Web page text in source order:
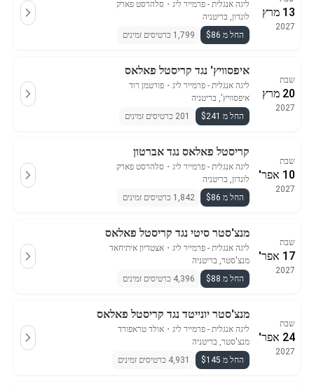
13 מרץ
2027
ליגה אנגלית - פרמייר ליג ・ סלהרסט פארק
לונדון, בריטניה
החל מ $86
1,799 כרטיסים זמינים
שבת
20 מרץ
2027
איפסוויץ' נגד קריסטל פאלאס
ליגה אנגלית - פרמייר ליג ・ פורטמן רוד
איפסוויץ', בריטניה
החל מ $241
201 כרטיסים זמינים
שבת
10 אפר'
2027
קריסטל פאלאס נגד אברטון
ליגה אנגלית - פרמייר ליג ・ סלהרסט פארק
לונדון, בריטניה
החל מ $86
1,842 כרטיסים זמינים
שבת
17 אפר'
2027
מנצ'סטר סיטי נגד קריסטל פאלאס
ליגה אנגלית - פרמייר ליג ・ אצטדיון איתיחאד
מנצ'סטר, בריטניה
החל מ $88
4,396 כרטיסים זמינים
שבת
24 אפר'
2027
מנצ'סטר יונייטד נגד קריסטל פאלאס
ליגה אנגלית - פרמייר ליג ・ אולד טראפורד
מנצ'סטר, בריטניה
החל מ $145
4,931 כרטיסים זמינים